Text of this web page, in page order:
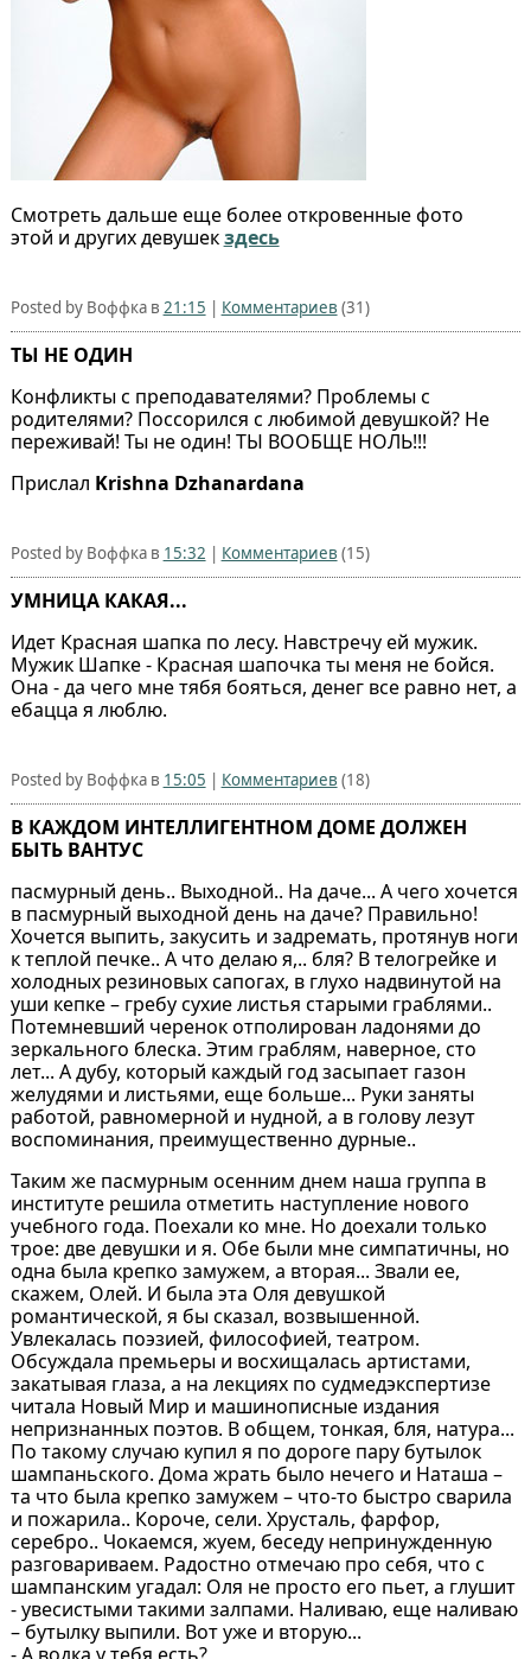
Смотреть дальше еще более откровенные фото
этой и других девушекздесь
Posted by Воффка в 21:15 | Комментариев (31)
ТЫ НЕ ОДИН
Конфликты с преподавателями? Проблемы с
родителями? Поссорился с любимой девушкой? Не
переживай! Ты не один! ТЫ ВООБЩЕ НОЛЬ!!!
Прислал Krishna Dzhanardana
Posted by Воффка в 15:32 | Комментариев (15)
УМНИЦА КАКАЯ...
Идет Красная шапка по лесу. Навстречу ей мужик.
Мужик Шапке - Красная шапочка ты меня не бойся.
Она - да чего мне тябя бояться, денег все равно нет, а
ебацца я люблю.
Posted by Воффка в 15:05 | Комментариев (18)
В КАЖДОМ ИНТЕЛЛИГЕНТНОМ ДОМЕ ДОЛЖЕН
БЫТЬ ВАНТУС
пасмурный день.. Выходной.. На даче... А чего хочется
в пасмурный выходной день на даче? Правильно!
Хочется выпить, закусить и задремать, протянув ноги
к теплой печке.. А что делаю я,.. бля? В телогрейке и
холодных резиновых сапогах, в глухо надвинутой на
уши кепке – гребу сухие листья старыми граблями..
Потемневший черенок отполирован ладонями до
зеркального блеска. Этим граблям, наверное, сто
лет... А дубу, который каждый год засыпает газон
желудями и листьями, еще больше... Руки заняты
работой, равномерной и нудной, а в голову лезут
воспоминания, преимущественно дурные..
Таким же пасмурным осенним днем наша группа в
институте решила отметить наступление нового
учебного года. Поехали ко мне. Но доехали только
трое: две девушки и я. Обе были мне симпатичны, но
одна была крепко замужем, а вторая... Звали ее,
скажем, Олей. И была эта Оля девушкой
романтической, я бы сказал, возвышенной.
Увлекалась поэзией, философией, театром.
Обсуждала премьеры и восхищалась артистами,
закатывая глаза, а на лекциях по судмедэкспертизе
читала Новый Мир и машинописные издания
непризнанных поэтов. В общем, тонкая, бля, натура...
По такому случаю купил я по дороге пару бутылок
шампаньского. Дома жрать было нечего и Наташа –
та что была крепко замужем – что-то быстро сварила
и пожарила.. Короче, сели. Хрусталь, фарфор,
серебро.. Чокаемся, жуем, беседу непринужденную
разговариваем. Радостно отмечаю про себя, что с
шампанским угадал: Оля не просто его пьет, а глушит
- увесистыми такими залпами. Наливаю, еще наливаю
– бутылку выпили. Вот уже и вторую...
- А водка у тебя есть?